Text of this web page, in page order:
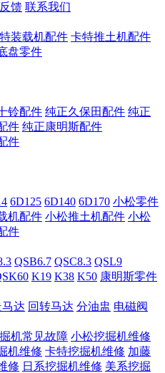
馈 联系我们
装载机配件 卡特推土机配件
盘零件
铃配件 纯正久保田配件 纯正
件 纯正康明斯配件
件
6D125 6D140 6D170 小松零件
机配件 小松推土机配件 小松
件
QSB6.7 QSC8.3 QSL9
K19 K38 K50 康明斯零件
达 回转马达 分油盅 电磁阀
机常见故障 小松挖掘机维修
机维修 卡特挖掘机维修 加藤
修 日系挖掘机维修 美系挖掘